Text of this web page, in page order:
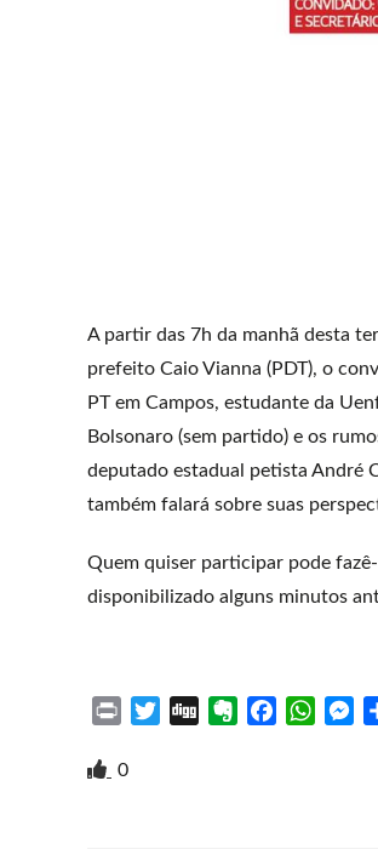
A partir das 7h da manhã desta
prefeito Caio Vianna (PDT), o
PT em Campos, estudante da
Bolsonaro (sem partido) e os
deputado estadual petista André
também falará sobre suas
Quem quiser participar pode
disponibilizado alguns minutos
i
W
M
0